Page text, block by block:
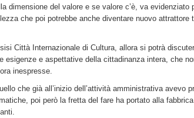
dimensione del valore e se valore c’è, va
che poi potrebbe anche diventare nuovo
Città Internazionale di Cultura, allora si potrà
esigenze e aspettative della cittadinanza intera, che
inespresse.
che già all’inizio dell’attività amministrativa avevo
poi però la fretta del fare ha portato alla